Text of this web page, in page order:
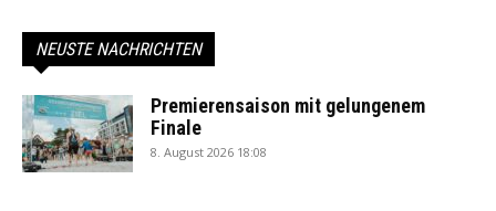
NEUSTE NACHRICHTEN
Premierensaison mit gelungenem
Finale
8. August 2026 18:08